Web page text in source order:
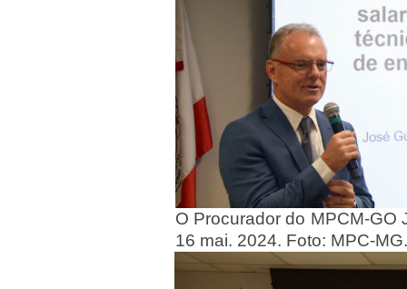
O Procurador do MPCM-GO
16 mai. 2024. Foto: MPC-MG.